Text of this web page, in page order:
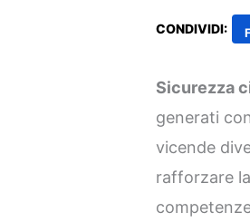
CONDIVIDI:
Sicurezza
generati con
vicende
rafforzare